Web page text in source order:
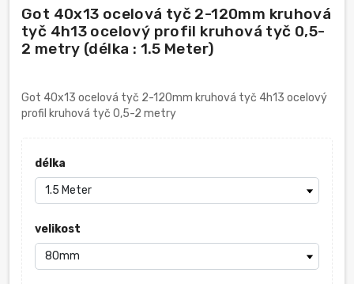
Got 40x13 ocelová tyč 2-120mm kruhová
tyč 4h13 ocelový profil kruhová tyč 0,5-
2 metry (délka : 1.5 Meter)
Got 40x13 ocelová tyč 2-120mm kruhová tyč 4h13 ocelový
profil kruhová tyč 0,5-2 metry
délka
velikost